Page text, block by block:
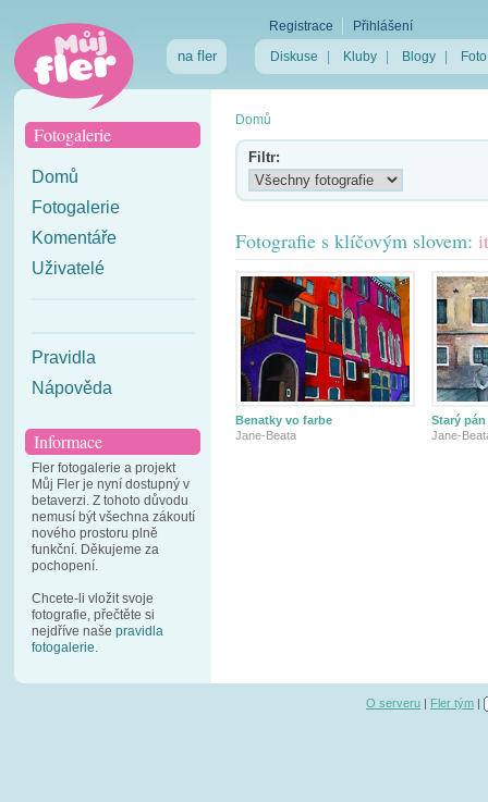
na fler
Registrace
Přihlášení
Diskuse
Kluby Blogy Foto
Fotogalerie
Domů
Fotogalerie
Komentáře
Uživatelé
Pravidla
Nápověda
Informace
Fler fotogalerie a projekt
Můj Fler je nyní dostupný v
betaverzi. Z tohoto důvodu
nemusí být všechna zákoutí
nového prostoru plně
funkční. Děkujeme za
pochopení.
Chcete-li vložit svoje
fotografie, přečtěte si
nejdříve naše pravidla
fotogalerie.
Domů
Filtr:
Fotografie s klíčovým slovem:
Benatky vo farbe
Jane-Beata
Starý
Jane-
O serveru | Fler tým |